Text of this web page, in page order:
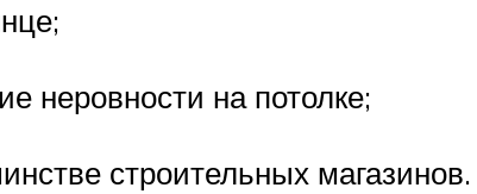
неровности на потолке;
строительных магазинов.